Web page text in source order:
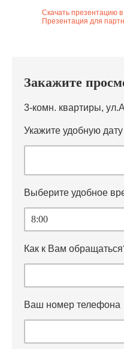
Скачать презентацию в
Презентация для
Закажите
3-комн. квартиры,
Укажите удобную дату
Выберите удобное
Как к Вам
Ваш номер телефона